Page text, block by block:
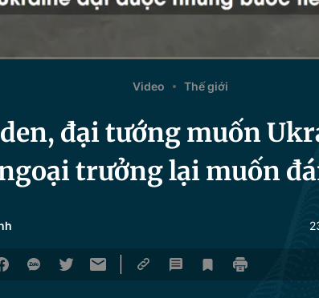
Video Thế giới
đại tướng muốn
trưởng lại muốn